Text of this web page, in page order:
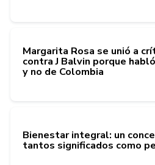
Margarita Rosa se unió a
contra J Balvin porque
y no de Colombia
Bienestar integral: un
tantos significados como